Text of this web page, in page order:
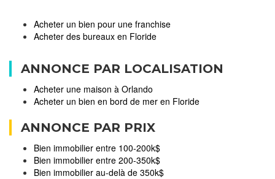
Acheter un bien pour une franchise
Acheter des bureaux en Floride
ANNONCE PAR LOCALISATION
Acheter une maison à Orlando
Acheter un bien en bord de mer en Floride
ANNONCE PAR PRIX
Bien immobilier entre 100-200k$
Bien immobilier entre 200-350k$
Bien immobilier au-delà de 350k$